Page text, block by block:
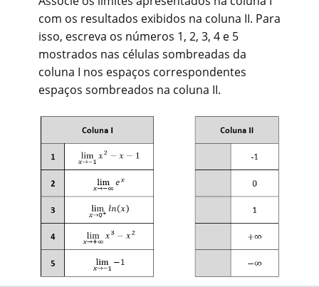
com os resultados exibidos na coluna II. Para
isso, escreva os números 1, 2, 3, 4 e 5
mostrados nas células sombreadas da
coluna I nos espaços correspondentes
espaços sombreados na coluna II.